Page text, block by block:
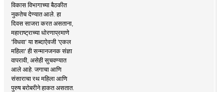
विकास विभागाच्या बैठकीत
नुकतेच देण्यात आले. हा
दिवस साजरा करत असताना,
महाराष्ट्राच्या धोरणाप्रमाणे
'विधवा' या शब्दाऐवजी 'एकल
महिला' ही सन्मानजनक संज्ञा
वापरावी, असेही सुचवण्यात
आले आहे. जगाचा आणि
संसाराचा रथ महिला आणि
पुरुष बरोबरीने हाकत असतात.